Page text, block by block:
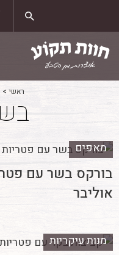
content
ראשי >
מאפים
בורקס בשר עם
אוליבר
מנות עיקריות